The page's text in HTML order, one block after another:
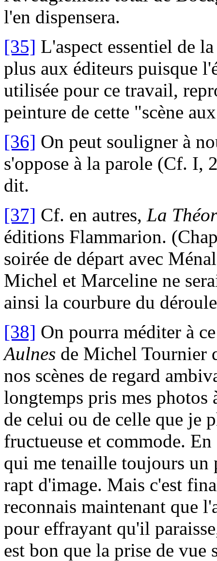
l'en dispensera.
[35] L'aspect essentiel de
plus aux éditeurs puisque
utilisée pour ce travail,
peinture de cette "scène
[36] On peut souligner à
s'oppose à la parole (Cf. I,
dit.
[37] Cf. en autres, La
éditions Flammarion.
soirée de départ avec
Michel et Marceline ne
ainsi la courbure du
[38] On pourra méditer à
Aulnes de Michel Tournier
nos scènes de regard
longtemps pris mes
de celui ou de celle que je
fructueuse et commode.
qui me tenaille toujours un
rapt d'image. Mais c'est
reconnais maintenant que
pour effrayant qu'il
est bon que la prise de vue